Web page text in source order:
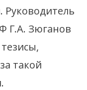
Г.А. Зюганов
такой